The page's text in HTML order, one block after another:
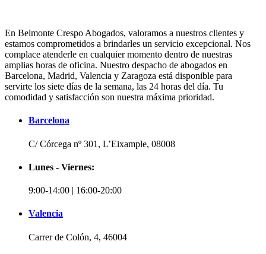
En Belmonte Crespo Abogados, valoramos a nuestros clientes y
estamos comprometidos a brindarles un servicio excepcional. Nos
complace atenderle en cualquier momento dentro de nuestras
amplias horas de oficina. Nuestro despacho de abogados en
Barcelona, Madrid, Valencia y Zaragoza está disponible para
servirte los siete días de la semana, las 24 horas del día. Tu
comodidad y satisfacción son nuestra máxima prioridad.
Barcelona
C/ Córcega nº 301, L’Eixample, 08008
Lunes - Viernes:
9:00-14:00 | 16:00-20:00
Valencia
Carrer de Colón, 4, 46004